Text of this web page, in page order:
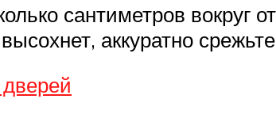
сантиметров вокруг
аккуратно